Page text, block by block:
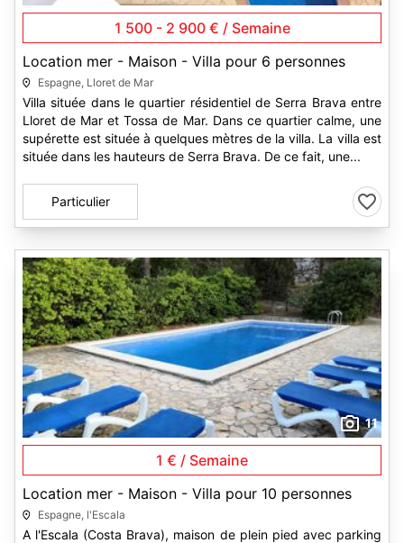
1 500 - 2 900 € / Semaine
Location mer - Maison - Villa pour 6 personnes
Espagne, Lloret de Mar
Villa située dans le quartier résidentiel de Serra Brava entre
Lloret de Mar et Tossa de Mar. Dans ce quartier calme, une
supérette est située à quelques mètres de la villa. La villa est
située dans les hauteurs de Serra Brava. De ce fait, une...
Particulier
11
1 € / Semaine
Location mer - Maison - Villa pour 10 personnes
Espagne, l'Escala
A l'Escala (Costa Brava), maison de plein pied avec parking